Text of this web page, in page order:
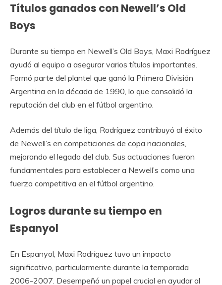
Títulos ganados con Newell’s Old
Boys
Durante su tiempo en Newell’s Old Boys, Maxi Rodríguez
ayudó al equipo a asegurar varios títulos importantes.
Formó parte del plantel que ganó la Primera División
Argentina en la década de 1990, lo que consolidó la
reputación del club en el fútbol argentino.
Además del título de liga, Rodríguez contribuyó al éxito
de Newell’s en competiciones de copa nacionales,
mejorando el legado del club. Sus actuaciones fueron
fundamentales para establecer a Newell’s como una
fuerza competitiva en el fútbol argentino.
Logros durante su tiempo en
Espanyol
En Espanyol, Maxi Rodríguez tuvo un impacto
significativo, particularmente durante la temporada
2006-2007. Desempeñó un papel crucial en ayudar al